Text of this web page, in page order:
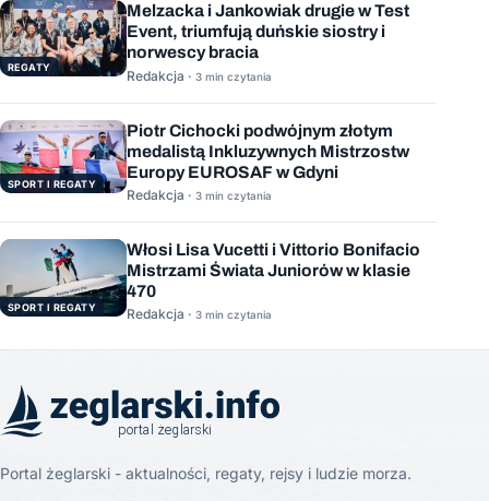
REGATY
Melzacka i Jankowiak drugie w Test
Event, triumfują duńskie siostry i
norwescy bracia
Redakcja · 3 min czytania
SPORT I REGATY
Piotr Cichocki podwójnym złotym
medalistą Inkluzywnych Mistrzostw
Europy EUROSAF w Gdyni
Redakcja · 3 min czytania
SPORT I REGATY
Włosi Lisa Vucetti i Vittorio Bonifacio
Mistrzami Świata Juniorów w klasie
470
Redakcja · 3 min czytania
Portal żeglarski - aktualności, regaty, rejsy i ludzie morza.